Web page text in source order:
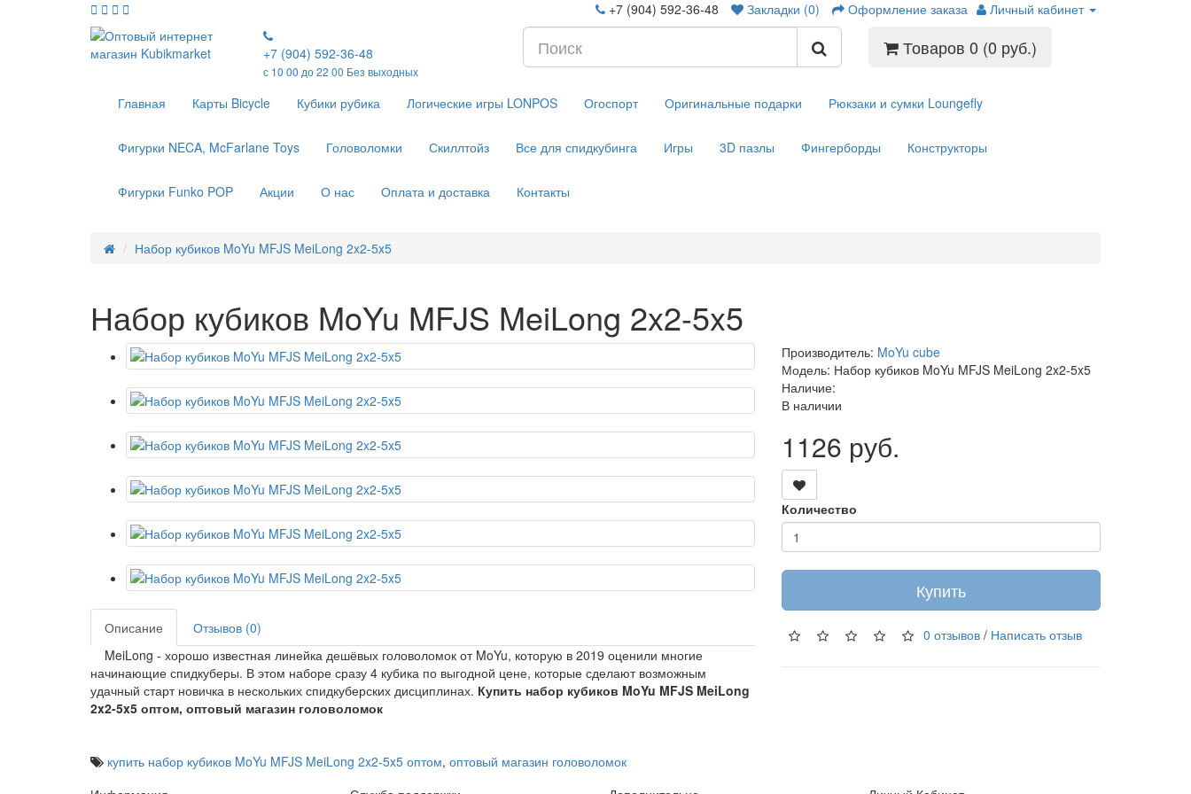
+7 (904) 592-36-48 Закладки (0) Оформление заказа Личный кабинет
+7 (904) 592-36-48
с 10 00 до 22 00 Без выходных
Товаров 0 (0 руб.)
Главная Карты Bicycle Кубики рубика Логические игры LONPOS Огоспорт Оригинальные подарки Рюкзаки и сумки Loungefly
Фигурки NECA, McFarlane Toys Головоломки Скиллтойз Все для спидкубинга Игры 3D пазлы Фингерборды Конструкторы
Фигурки Funko POP Акции О нас Оплата и доставка Контакты
Набор кубиков MoYu MFJS MeiLong 2x2-5x5
Набор кубиков MoYu MFJS MeiLong 2x2-5x5
Описание
Отзывов (0)
MeiLong - хорошо известная линейка дешёвых головоломок от MoYu, которую в 2019 оценили многие
начинающие спидкуберы. В этом наборе сразу 4 кубика по выгодной цене, которые сделают возможным
удачный старт новичка в нескольких спидкуберских дисциплинах. Купить набор кубиков MoYu MFJS MeiLong
2x2-5x5 оптом, оптовый магазин головоломок
Производитель: MoYu cube
Модель: Набор кубиков MoYu MFJS MeiLong 2x2-5x5
Наличие:
В наличии
1126 руб.
Количество
Купить
0 отзывов / Написать отзыв
купить набор кубиков MoYu MFJS MeiLong 2x2-5x5 оптом, оптовый магазин головоломок